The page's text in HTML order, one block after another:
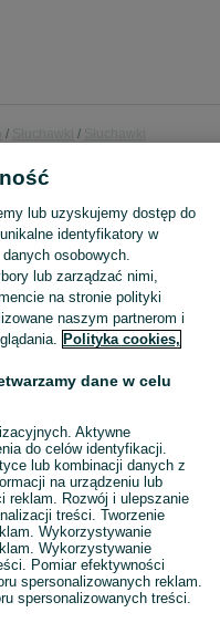
Słuchawki
Słuchawki
Zobacz
lub uzyskujemy dostęp do
identyfikatory w
osobowych.
lub zarządzać nimi,
na stronie polityki
naszym partnerom i
Polityka cookies,
dane w celu
Aktywne
do celów identyfikacji.
lub kombinacji danych z
na urządzeniu lub
reklam. Rozwój i ulepszanie
treści. Tworzenie
Wykorzystywanie
Wykorzystywanie
Pomiar efektywności
spersonalizowanych reklam.
spersonalizowanych treści.